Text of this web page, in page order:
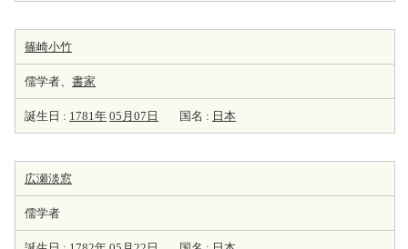
篠崎小竹
儒学者、 書家
誕生日 : 1781年 05月07日 国名 : 日本
広瀬淡窓
儒学者